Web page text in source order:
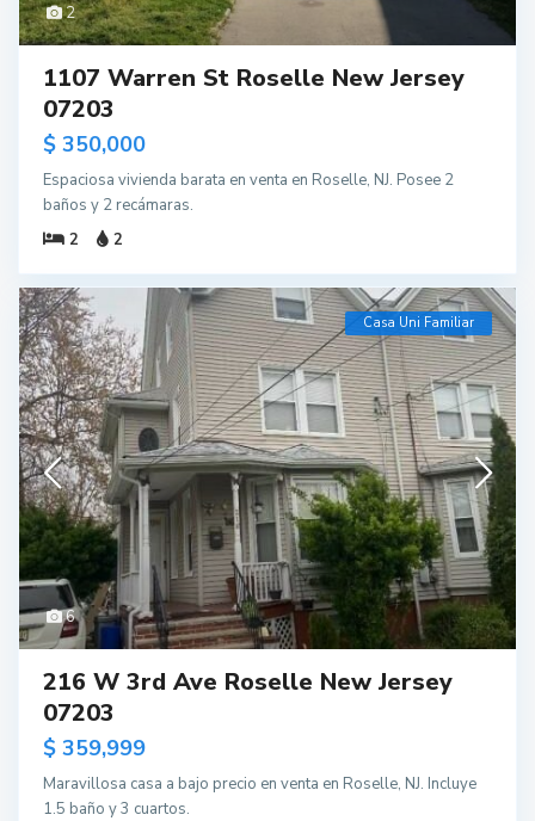
2
1107 Warren St Roselle New Jersey
07203
$ 350,000
Espaciosa vivienda barata en venta en Roselle, NJ. Posee 2
baños y 2 recámaras.
2
2
6
Casa Uni Familiar
216 W 3rd Ave Roselle New Jersey
07203
$ 359,999
Maravillosa casa a bajo precio en venta en Roselle, NJ. Incluye
1.5 baño y 3 cuartos.